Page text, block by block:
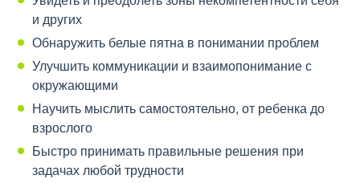
и других
Обнаружить белые пятна в понимании проблем
Улучшить коммуникации и взаимопонимание с
окружающими
Научить мыслить самостоятельно, от ребенка до
взрослого
Быстро принимать правильные решения при
задачах любой трудности